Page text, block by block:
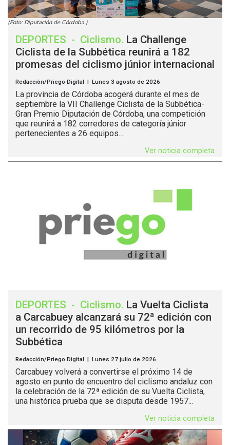
(Foto: Diputación de Córdoba.)
DEPORTES - Ciclismo. La Challenge
Ciclista de la Subbética reunirá a 182
promesas del ciclismo júnior internacional
Redacción/Priego Digital | Lunes 3 agosto de 2026
La provincia de Córdoba acogerá durante el mes de
septiembre la VII Challenge Ciclista de la Subbética-
Gran Premio Diputación de Córdoba, una competición
que reunirá a 182 corredores de categoría júnior
pertenecientes a 26 equipos...
Ver noticia completa
DEPORTES - Ciclismo. La Vuelta Ciclista
a Carcabuey alcanzará su 72ª edición con
un recorrido de 95 kilómetros por la
Subbética
Redacción/Priego Digital | Lunes 27 julio de 2026
Carcabuey volverá a convertirse el próximo 14 de
agosto en punto de encuentro del ciclismo andaluz con
la celebración de la 72ª edición de su Vuelta Ciclista,
una histórica prueba que se disputa desde 1957...
Ver noticia completa